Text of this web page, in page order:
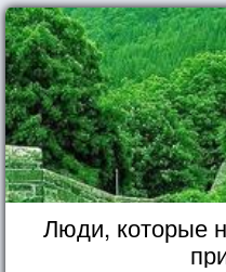
Люди, которые